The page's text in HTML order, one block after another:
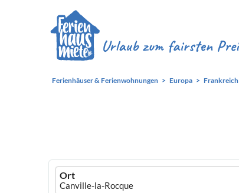
Ferienhäuser & Ferienwohnungen Europa Frankreich
Ferienhausmiete
logo
Ort